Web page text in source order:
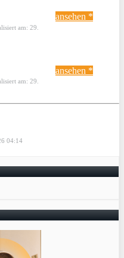
am: 29.
ansehen *
am: 29.
ansehen *
04:14